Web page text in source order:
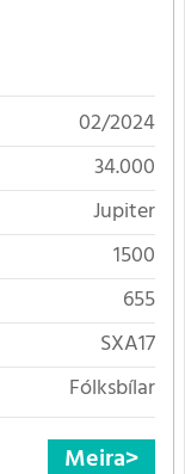
02/2024
34.000
Jupiter
1500
655
SXA17
Fólksbílar
Meira